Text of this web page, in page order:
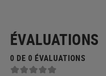
ÉVALUATIONS
0 DE 0 ÉVALUATIONS